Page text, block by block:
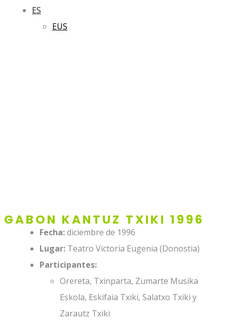
ES
EUS
GABON KANTUZ TXIKI 1996
Fecha:diciembre de 1996
Lugar: Teatro Victoria Eugenia (Donostia)
Participantes:
Orereta, Txinparta, Zumarte Musika
Eskola, Eskifaia Txiki, Salatxo Txiki y
Zarautz Txiki